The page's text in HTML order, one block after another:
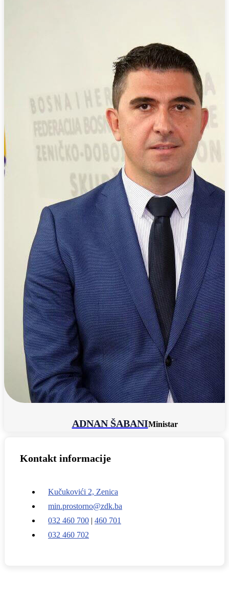
ADNAN ŠABANIMinistar
Kontakt informacije
Kučukovići 2, Zenica
min.prostorno@zdk.ba
032 460 700 | 460 701
032 460 702